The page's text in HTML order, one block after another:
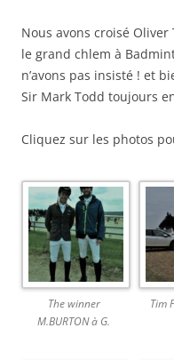
Nous avons croisé
le grand chlem à
n’avons pas insisté ! et
Sir Mark Todd toujours
Cliquez sur les photos
The winner
M.BURTON à G.
Tim